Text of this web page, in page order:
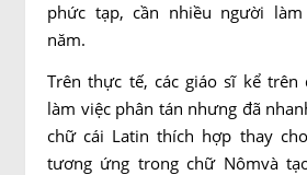
phức tạp, cần nhiều người
năm.
Trên thực tế, các giáo sĩ kể
làm việc phân tán nhưng đã
chữ cái Latin thích hợp thay
tương ứng trong chữ Nômvà